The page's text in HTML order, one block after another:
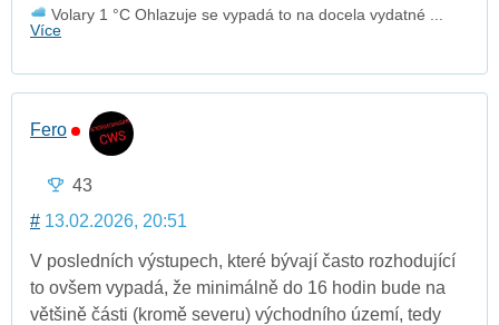
Volary 1 °C Ohlazuje se vypadá to na docela vydatné ...
Více
Fero
43
# 13.02.2026, 20:51
V posledních výstupech, které bývají často rozhodující
to ovšem vypadá, že minimálně do 16 hodin bude na
většině části (kromě severu) východního území, tedy